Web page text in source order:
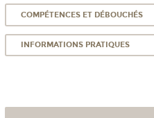
COMPÉTENCES ET DÉBOUCHÉS
INFORMATIONS PRATIQUES